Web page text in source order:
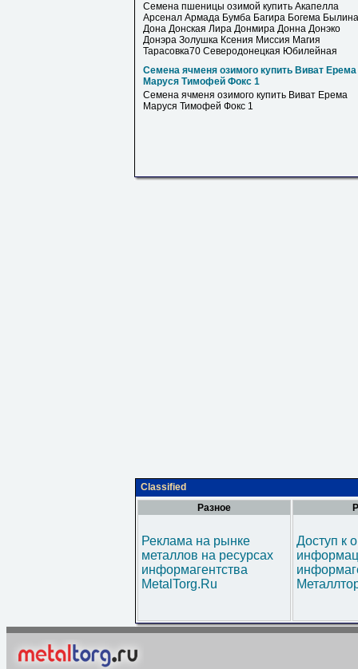
Семена пшеницы озимой купить Акапелла
Арсенал Армада Бумба Багира Богема Былина
Дона Донская Лира Донмира Донна Донэко
Донэра Золушка Ксения Миссия Магия
Тарасовка70 Северодонецкая Юбилейная
Семена ячменя озимого купить Виват Ерема
Маруся Тимофей Фокс 1
Семена ячменя озимого купить Виват Ерема
Маруся Тимофей Фокс 1
Classified
Разное
Реклама на рынке
металлов на ресурсах
информагентства
MetalTorg.Ru
Доступ к